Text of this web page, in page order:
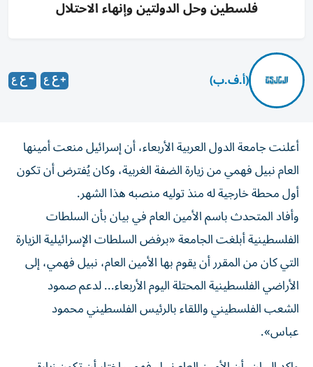
فلسطين وحل الدولتين وإنهاء الاحتلال
(أ.ف.ب)
أعلنت جامعة الدول العربية الأربعاء، أن إسرائيل منعت أمينها
العام نبيل فهمي من زيارة الضفة الغربية، وكان يُفترض أن تكون
أول محطة خارجية له منذ توليه منصبه هذا الشهر.
وأفاد المتحدث باسم الأمين العام في بيان بأن السلطات
الفلسطينية أبلغت الجامعة «برفض السلطات الإسرائيلية الزيارة
التي كان من المقرر أن يقوم بها الأمين العام، نبيل فهمي، إلى
الأراضي الفلسطينية المحتلة اليوم الأربعاء... لدعم صمود
الشعب الفلسطيني واللقاء بالرئيس الفلسطيني محمود
عباس».